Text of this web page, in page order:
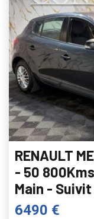
RENAULT
- 50
Main - Suivit
6490 €